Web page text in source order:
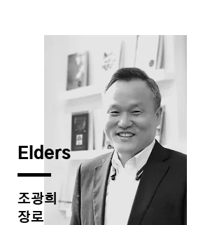
Elders
조광희
​장로